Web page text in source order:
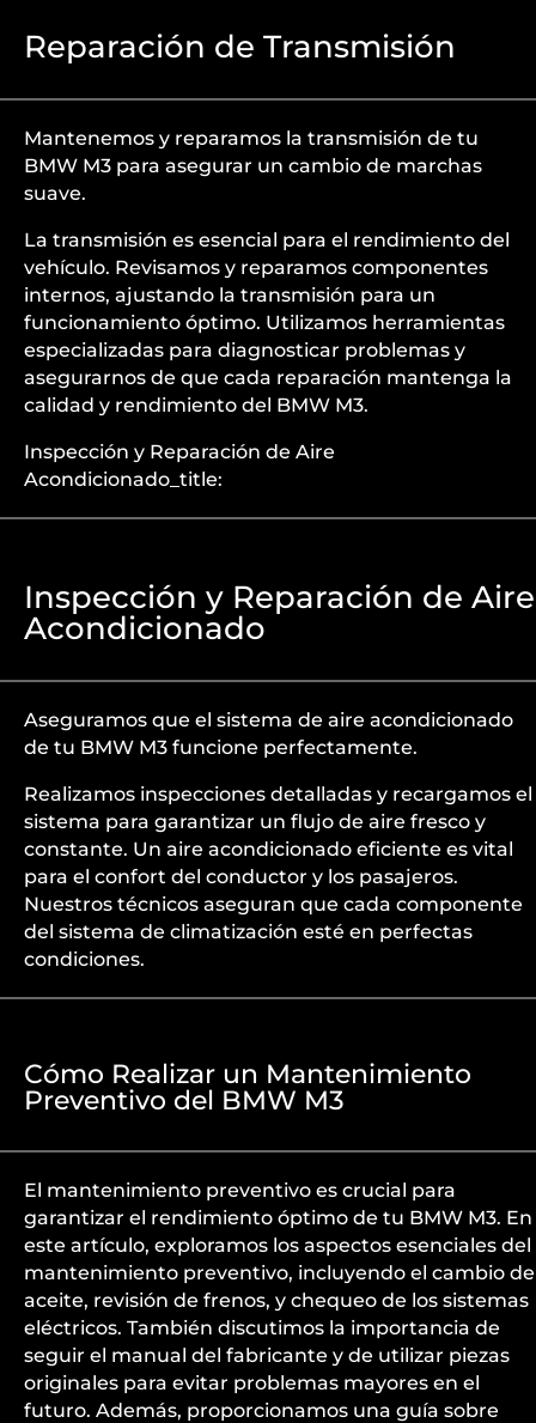
Reparación de Transmisión
Mantenemos y reparamos la transmisión de tu
BMW M3 para asegurar un cambio de marchas
suave.
La transmisión es esencial para el rendimiento del
vehículo. Revisamos y reparamos componentes
internos, ajustando la transmisión para un
funcionamiento óptimo. Utilizamos herramientas
especializadas para diagnosticar problemas y
asegurarnos de que cada reparación mantenga la
calidad y rendimiento del BMW M3.
Inspección y Reparación de Aire
Acondicionado_title:
Inspección y Reparación de Aire
Acondicionado
Aseguramos que el sistema de aire acondicionado
de tu BMW M3 funcione perfectamente.
Realizamos inspecciones detalladas y recargamos el
sistema para garantizar un flujo de aire fresco y
constante. Un aire acondicionado eficiente es vital
para el confort del conductor y los pasajeros.
Nuestros técnicos aseguran que cada componente
del sistema de climatización esté en perfectas
condiciones.
Cómo Realizar un Mantenimiento
Preventivo del BMW M3
El mantenimiento preventivo es crucial para
garantizar el rendimiento óptimo de tu BMW M3. En
este artículo, exploramos los aspectos esenciales del
mantenimiento preventivo, incluyendo el cambio de
aceite, revisión de frenos, y chequeo de los sistemas
eléctricos. También discutimos la importancia de
seguir el manual del fabricante y de utilizar piezas
originales para evitar problemas mayores en el
futuro. Además, proporcionamos una guía sobre